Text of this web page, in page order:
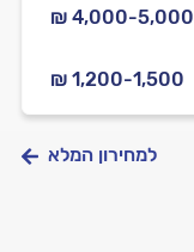
₪ 4,000-5,000
₪ 1,200-1,500
למחירון המלא